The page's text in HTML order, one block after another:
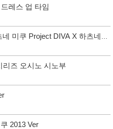
레스 업 타임
미쿠 Project DIVA X 하츠네
리즈 오시노 시노부
2013 Ver